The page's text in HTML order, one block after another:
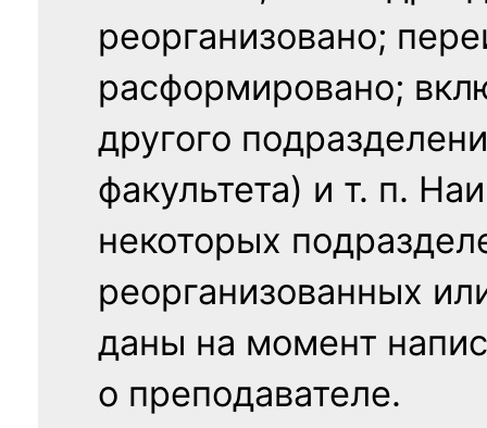
реорганизовано;
расформировано;
другого
факультета) и т. п.
некоторых
реорганизованных
даны на момент
о преподавателе.